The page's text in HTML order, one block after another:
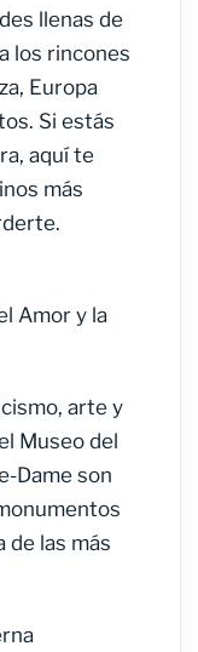
llenas de
los rincones
Europa
Si estás
aquí te
más
Amor y la
arte y
Museo del
Dame son
de las más